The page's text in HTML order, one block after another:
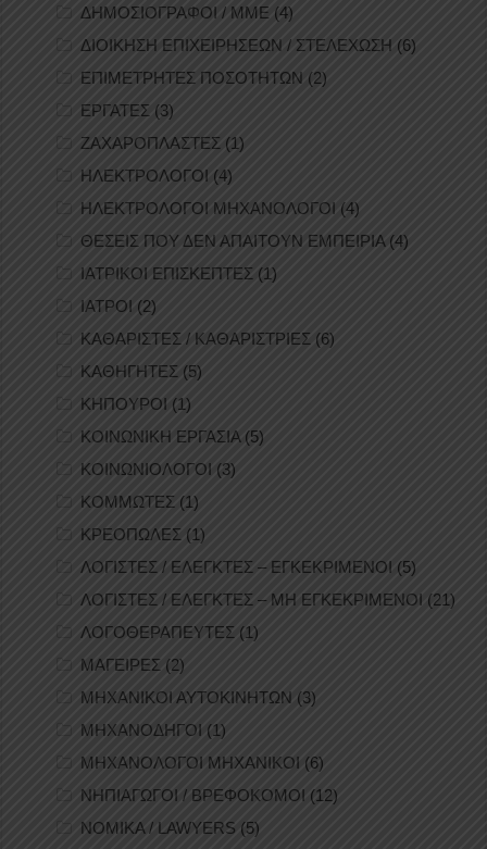
ΔΗΜΟΣΙΟΓΡΑΦΟΙ / ΜΜΕ (4)
ΔΙΟΙΚΗΣΗ ΕΠΙΧΕΙΡΗΣΕΩΝ / ΣΤΕΛΕΧΩΣΗ (6)
ΕΠΙΜΕΤΡΗΤΕΣ ΠΟΣΟΤΗΤΩΝ (2)
ΕΡΓΑΤΕΣ (3)
ΖΑΧΑΡΟΠΛΑΣΤΕΣ (1)
ΗΛΕΚΤΡΟΛΟΓΟΙ (4)
ΗΛΕΚΤΡΟΛΟΓΟΙ ΜΗΧΑΝΟΛΟΓΟΙ (4)
ΘΕΣΕΙΣ ΠΟΥ ΔΕΝ ΑΠΑΙΤΟΥΝ ΕΜΠΕΙΡΙΑ(4)
ΙΑΤΡΙΚΟΙ ΕΠΙΣΚΕΠΤΕΣ (1)
ΙΑΤΡΟΙ (2)
ΚΑΘΑΡΙΣΤΕΣ / ΚΑΘΑΡΙΣΤΡΙΕΣ (6)
ΚΑΘΗΓΗΤΕΣ (5)
ΚΗΠΟΥΡΟΙ (1)
ΚΟΙΝΩΝΙΚΗ ΕΡΓΑΣΙΑ(5)
ΚΟΙΝΩΝΙΟΛΟΓΟΙ (3)
ΚΟΜΜΩΤΕΣ (1)
ΚΡΕΟΠΩΛΕΣ (1)
ΛΟΓΙΣΤΕΣ / ΕΛΕΓΚΤΕΣ – ΕΓΚΕΚΡΙΜΕΝΟΙ (5)
ΛΟΓΙΣΤΕΣ / ΕΛΕΓΚΤΕΣ – ΜΗ ΕΓΚΕΚΡΙΜΕΝΟΙ (21)
ΛΟΓΟΘΕΡΑΠΕΥΤΕΣ (1)
ΜΑΓΕΙΡΕΣ (2)
ΜΗΧΑΝΙΚΟΙ ΑΥΤΟΚΙΝΗΤΩΝ (3)
ΜΗΧΑΝΟΔΗΓΟΙ (1)
ΜΗΧΑΝΟΛΟΓΟΙ ΜΗΧΑΝΙΚΟΙ (6)
ΝΗΠΙΑΓΩΓΟΙ / ΒΡΕΦΟΚΟΜΟΙ (12)
ΝΟΜΙΚΑ / LAWYERS (5)